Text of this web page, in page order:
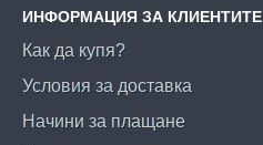
ИНФОРМАЦИЯ ЗА КЛИЕНТИТЕ
Как да купя?
Условия за доставка
Начини за плащане